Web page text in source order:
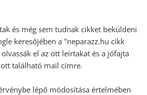
és még sem tudnak cikket beküldeni
keresőjében a "neparazz.hu cikk
el az ott leírtakat és a jófajta
található mail címre.
lépő módosítása értelmében